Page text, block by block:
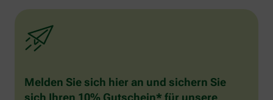
Melden Sie sich hier an und sichern Sie
sich Ihren 10% Gutschein* für unsere